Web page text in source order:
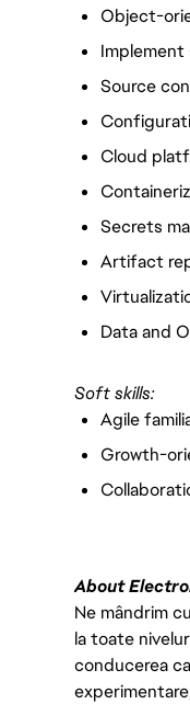
Object-
Implement
Source
Cloud
Secrets
Artifact
Data and
Soft skills:
Agile
Growth-
About
Ne mândrim
la toate
conducerea